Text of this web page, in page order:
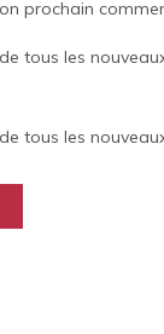
prochain
tous les
tous les